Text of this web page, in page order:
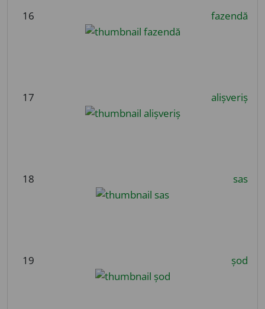
16 fazendă
17 alișveriș
18 sas
19 șod